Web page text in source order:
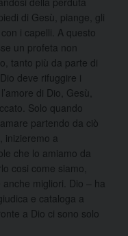
di Gesù, piange, gli
i capelli. A questo
un profeta non
tanto più da parte di
deve rifuggire i
di Dio, Gesù,
Solo quando
partendo da ciò
inizieremo a
che lo amiamo da
cosi come siamo,
migliori. Dio – ha
e cataloga a
a Dio ci sono solo